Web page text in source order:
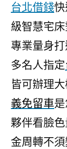
台北借錢
級智慧宅
專業量身
多名人指定
皆可辦理
義免留車
夥伴看臉
金周轉不